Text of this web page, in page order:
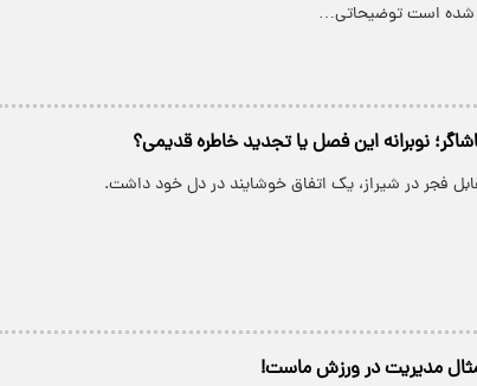
شده است توضیحاتی…
نوبرانه این فصل یا تجدید خاطره قدیمی؟
فجر در شیراز، یک اتفاق خوشایند در دل خود داشت.
مدیریت در ورزش ماست!